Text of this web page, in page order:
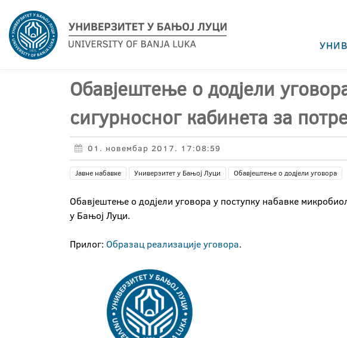
Обавјештење о додјели
сигурносног кабинета за
01. новембар 2017. 17:08:59
Јавне набавке Универзитет у Бањој Луци Обавјештење о додјели уговора
Обавјештење о додјели уговора у поступку набавке
у Бањој Луци.
Прилог: Образац реализације уговора.